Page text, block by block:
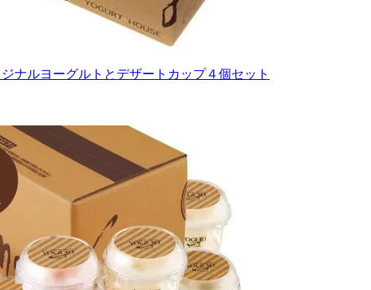
ジナルヨーグルトとデザートカップ４個セット